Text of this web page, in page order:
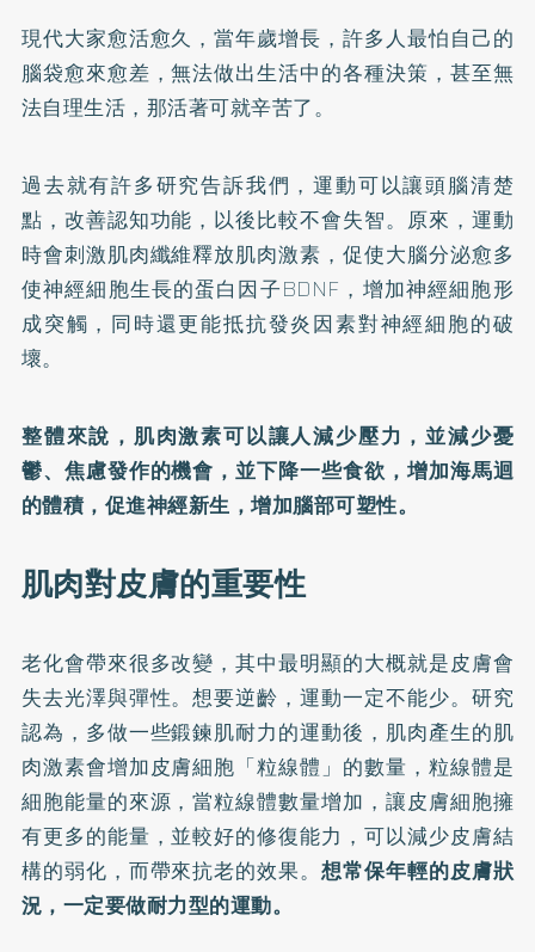
現代大家愈活愈久，當年歲增長，許多人最怕自己的
腦袋愈來愈差，無法做出生活中的各種決策，甚至無
法自理生活，那活著可就辛苦了。
過去就有許多研究告訴我們，運動可以讓頭腦清楚
點，改善認知功能，以後比較不會失智。原來，運動
時會刺激肌肉纖維釋放肌肉激素，促使大腦分泌愈多
使神經細胞生長的蛋白因子BDNF，增加神經細胞形
成突觸，同時還更能抵抗發炎因素對神經細胞的破
壞。
整體來說，肌肉激素可以讓人減少壓力，並減少憂
鬱、焦慮發作的機會，並下降一些食欲，增加海馬迴
的體積，促進神經新生，增加腦部可塑性。
肌肉對皮膚的重要性
老化會帶來很多改變，其中最明顯的大概就是皮膚會
失去光澤與彈性。想要逆齡，運動一定不能少。研究
認為，多做一些鍛鍊肌耐力的運動後，肌肉產生的肌
肉激素會增加皮膚細胞「粒線體」的數量，粒線體是
細胞能量的來源，當粒線體數量增加，讓皮膚細胞擁
有更多的能量，並較好的修復能力，可以減少皮膚結
構的弱化，而帶來抗老的效果。想常保年輕的皮膚狀
況，一定要做耐力型的運動。